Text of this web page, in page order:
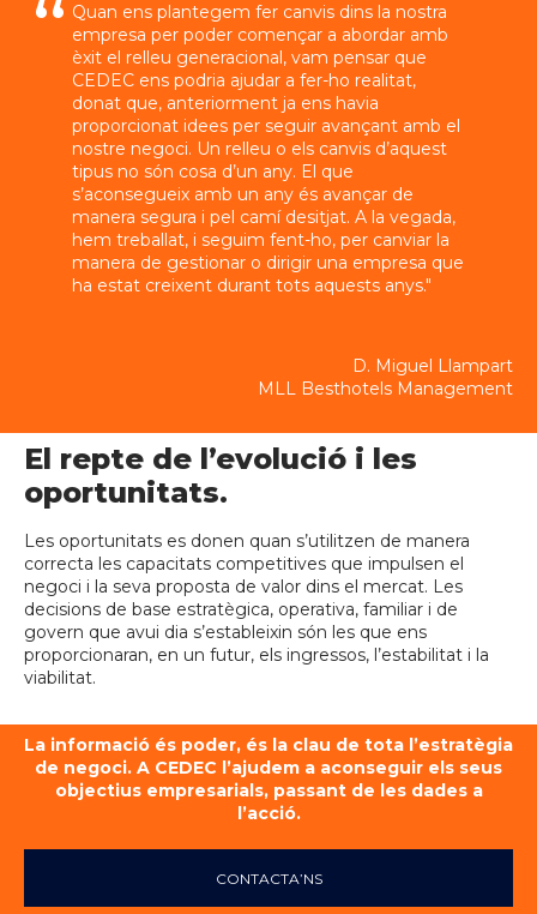
Quan ens plantegem fer canvis dins la nostra
empresa per poder començar a abordar amb
èxit el relleu generacional, vam pensar que
CEDEC ens podria ajudar a fer-ho realitat,
donat que, anteriorment ja ens havia
proporcionat idees per seguir avançant amb el
nostre negoci. Un relleu o els canvis d’aquest
tipus no són cosa d’un any. El que
s’aconsegueix amb un any és avançar de
manera segura i pel camí desitjat. A la vegada,
hem treballat, i seguim fent-ho, per canviar la
manera de gestionar o dirigir una empresa que
ha estat creixent durant tots aquests anys."
D. Miguel Llampart
MLL Besthotels Management
El repte de l’evolució i les
oportunitats.
Les oportunitats es donen quan s’utilitzen de manera
correcta les capacitats competitives que impulsen el
negoci i la seva proposta de valor dins el mercat. Les
decisions de base estratègica, operativa, familiar i de
govern que avui dia s’estableixin són les que ens
proporcionaran, en un futur, els ingressos, l’estabilitat i la
viabilitat.
La informació és poder, és la clau de tota l’estratègia
de negoci. A CEDEC l’ajudem a aconseguir els seus
objectius empresarials, passant de les dades a
l’acció.
CONTACTA’NS